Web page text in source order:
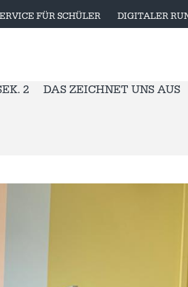
FÜR SCHÜLER DIGITALER
2 DAS ZEICHNET UNS AUS